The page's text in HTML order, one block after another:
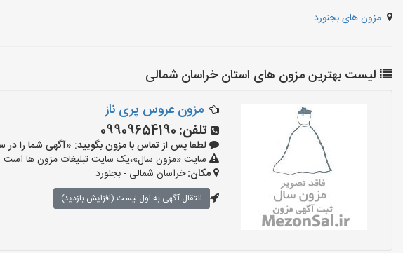
مزون های بجنورد
لیست بهترین مزون های استان خراسان شمالی
مزون عروس پری ناز
تلفن: 09909654190
لطفا پس از تماس با مزون بگویید: «آگهی شما را در سایت
سایت «مزون سال»،یک سایت تبلیغات مزون ها است
مکان:خراسان شمالی - بجنورد
انتقال آگهی به اول لیست (افزایش بازدید)